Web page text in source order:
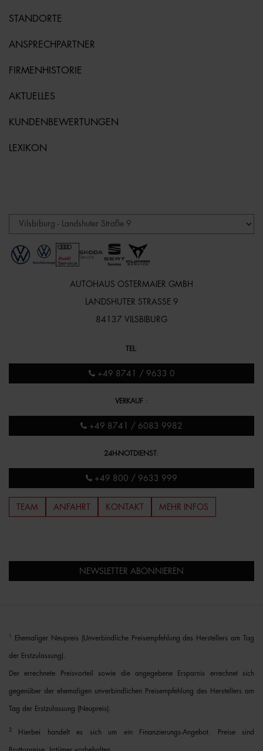
STANDORTE
ANSPRECHPARTNER
FIRMENHISTORIE
AKTUELLES
KUNDENBEWERTUNGEN
LEXIKON
AUTOHAUS OSTERMAIER GMBH
LANDSHUTER STRASSE 9
84137 VILSBIBURG
TEL :
+49 8741 / 9633 0
VERKAUF :
+49 8741 / 6083 9982
24H-NOTDIENST:
+49 800 / 9633 999
TEAM ANFAHRT KONTAKT MEHR INFOS
NEWSLETTER ABONNIEREN
Ehemaliger Neupreis (Unverbindliche Preisempfehlung des Herstellers am Tag
der Erstzulassung).
Der errechnete Preisvorteil sowie die angegebene Ersparnis errechnet sich
gegenüber der ehemaligen unverbindlichen Preisempfehlung des Herstellers am
Tag der Erstzulassung (Neupreis).
2 Hierbei handelt es sich um ein Finanzierungs-Angebot. Preise sind